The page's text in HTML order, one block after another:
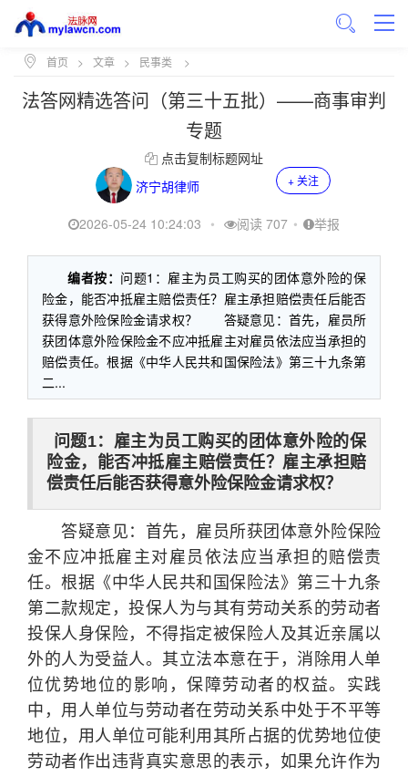
首页 > 文章 > 民事类 >
法答网精选答问（第三十五批）——商事审判
专题
点击复制标题网址
济宁胡律师
+ 关注
2026-05-24 10:24:03 • 阅读 707 • 举报
编者按： 问题1：雇主为员工购买的团体意外险的保
险金，能否冲抵雇主赔偿责任？雇主承担赔偿责任后能否
获得意外险保险金请求权？ 答疑意见：首先，雇员所
获团体意外险保险金不应冲抵雇主对雇员依法应当承担的
赔偿责任。根据《中华人民共和国保险法》第三十九条第
二...
问题1：雇主为员工购买的团体意外险的保
险金，能否冲抵雇主赔偿责任？雇主承担赔
偿责任后能否获得意外险保险金请求权？
答疑意见：首先，雇员所获团体意外险保险
金不应冲抵雇主对雇员依法应当承担的赔偿责
任。根据《中华人民共和国保险法》第三十九条
第二款规定，投保人为与其有劳动关系的劳动者
投保人身保险，不得指定被保险人及其近亲属以
外的人为受益人。其立法本意在于，消除用人单
位优势地位的影响，保障劳动者的权益。实践
中，用人单位与劳动者在劳动关系中处于不平等
地位，用人单位可能利用其所占据的优势地位使
劳动者作出违背真实意思的表示，如果允许作为